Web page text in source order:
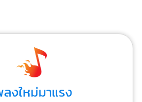
ลงใหม่มาแรง